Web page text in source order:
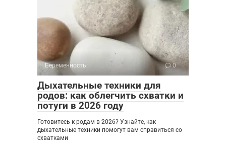
Беременность 0
Дыхательные техники для
родов: как облегчить схватки и
потуги в 2026 году
Готовитесь к родам в 2026? Узнайте, как
дыхательные техники помогут вам справиться со
схватками